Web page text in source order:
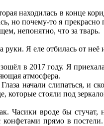
находилась в конце
но почему-то я
непонятно, что за тварь.
руки. Я еле отбилась от
в 2017 году. Я
атмосфера.
начали слипаться, и
которые стояли под
Часики вроде бы
прямо в